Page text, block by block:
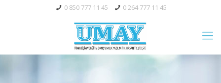
0 850 777 11 45 0 264 777 11 45